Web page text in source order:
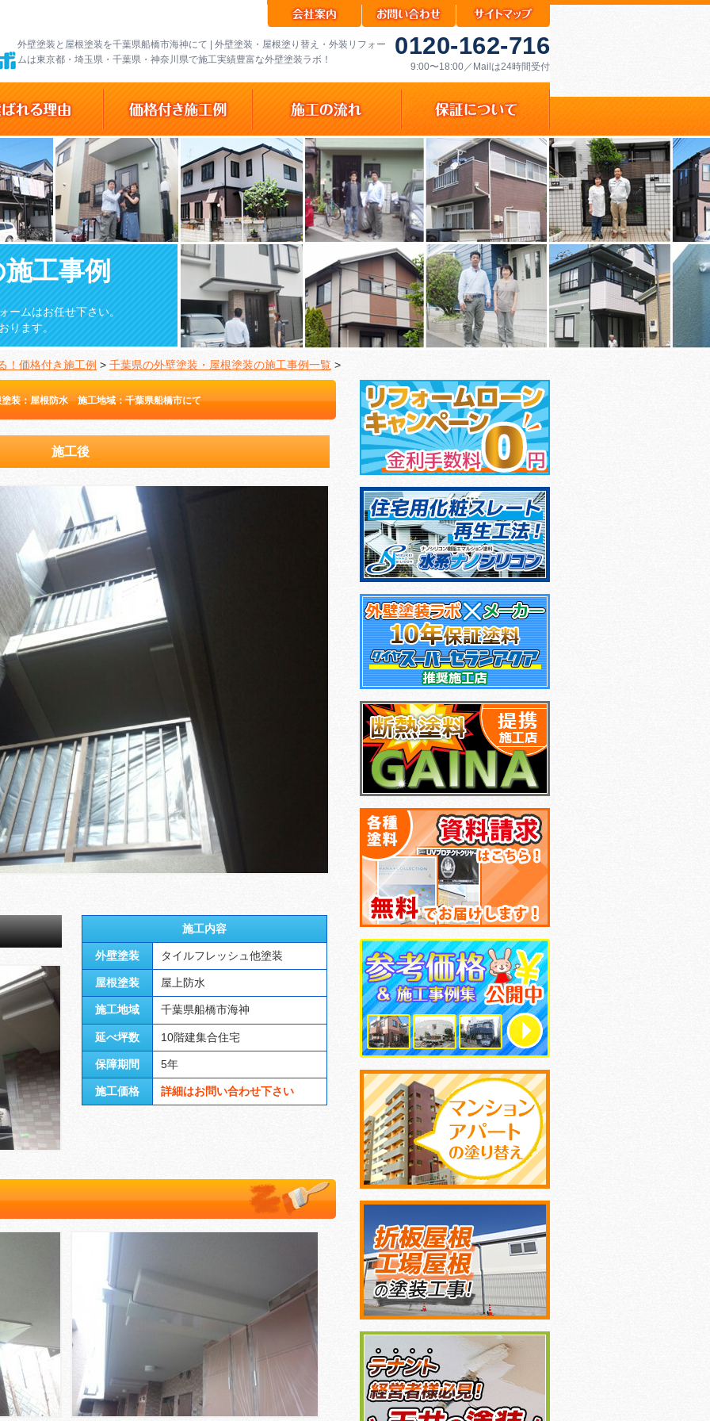
外壁塗装と屋根塗装を千葉県船橋市海神にて | 外壁塗装・屋根塗り替え・外装リフォー
ムは東京都・埼玉県・千葉県・神奈川県で施工実績豊富な外壁塗装ラボ！
0120-162-716
9:00〜18:00／Mailは24時間受付
工事例
ームはお任せ下さい。
ります。
！価格付き施工例 > 千葉県の外壁塗装・屋根塗装の施工事例一覧 >
装：屋根防水 施工地域：千葉県船橋市にて
施工後
施工内容
外壁塗装 タイルフレッシュ他塗装
屋根塗装 屋上防水
施工地域 千葉県船橋市海神
延べ坪数 10階建集合住宅
保障期間 5年
施工価格 詳細はお問い合わせ下さい